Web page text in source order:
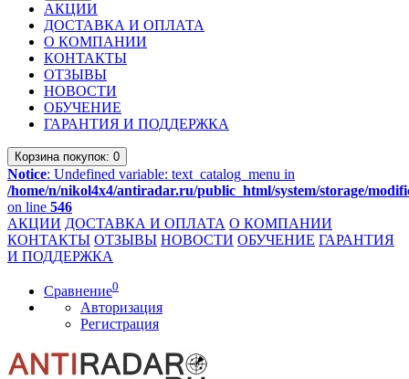
АКЦИИ
ДОСТАВКА И ОПЛАТА
О КОМПАНИИ
КОНТАКТЫ
ОТЗЫВЫ
НОВОСТИ
ОБУЧЕНИЕ
ГАРАНТИЯ И ПОДДЕРЖКА
Корзинапокупок: 0
Notice: Undefined variable: text_catalog_menu in
/home/n/nikol4x4/antiradar.ru/public_html/system/storage/
on line 546
АКЦИИ ДОСТАВКА И ОПЛАТА О КОМПАНИИ
КОНТАКТЫ ОТЗЫВЫ НОВОСТИ ОБУЧЕНИЕ ГАРАНТИЯ
И ПОДДЕРЖКА
Сравнение0
Авторизация
Регистрация